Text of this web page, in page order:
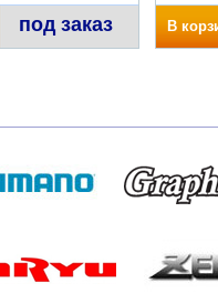
под заказ В